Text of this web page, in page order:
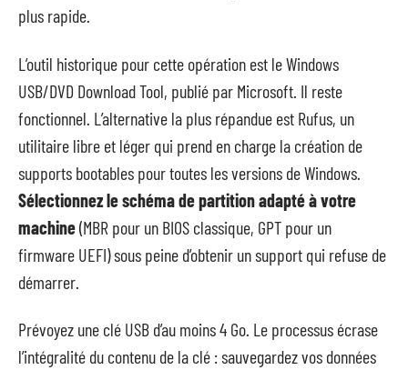
plus rapide.
L’outil historique pour cette opération est le Windows
USB/DVD Download Tool, publié par Microsoft. Il reste
fonctionnel. L’alternative la plus répandue est Rufus, un
utilitaire libre et léger qui prend en charge la création de
supports bootables pour toutes les versions de Windows.
Sélectionnez le schéma de partition adapté à votre
machine(MBR pour un BIOS classique, GPT pour un
firmware UEFI) sous peine d’obtenir un support qui refuse de
démarrer.
Prévoyez une clé USB d’au moins 4 Go. Le processus écrase
l’intégralité du contenu de la clé : sauvegardez vos données